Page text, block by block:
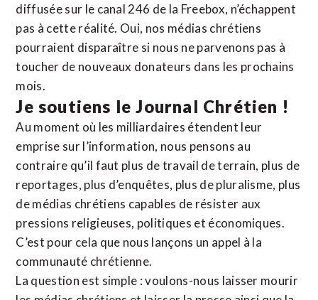
diffusée sur le canal 246 de la Freebox, n’échappent
pas à cette réalité. Oui, nos médias chrétiens
pourraient disparaître si nous ne parvenons pas à
toucher de nouveaux donateurs dans les prochains
mois.
Je soutiens le Journal Chrétien !
Au moment où les milliardaires étendent leur
emprise sur l’information, nous pensons au
contraire qu’il faut plus de travail de terrain, plus de
reportages, plus d’enquêtes, plus de pluralisme, plus
de médias chrétiens capables de résister aux
pressions religieuses, politiques et économiques.
C’est pour cela que nous lançons un appel à la
communauté chrétienne.
La question est simple : voulons-nous laisser mourir